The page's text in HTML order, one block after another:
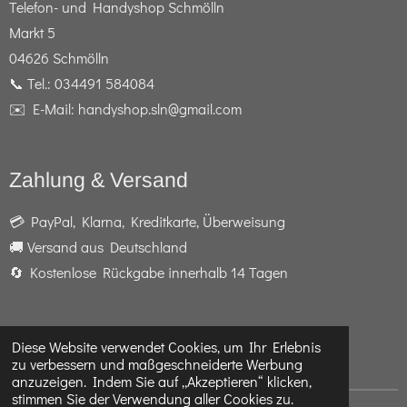
Diese Website verwendet Cookies, um Ihr Erlebnis
zu verbessern und maßgeschneiderte Werbung
anzuzeigen. Indem Sie auf „Akzeptieren“ klicken,
stimmen Sie der Verwendung aller Cookies zu.
Telefon- und Handyshop Schmölln
Markt 5
04626 Schmölln
📞 Tel.: 034491 584084
✉️ E-Mail: handyshop.sln@gmail.com
Zahlung & Versand
💳 PayPal, Klarna, Kreditkarte, Überweisung
🚚 Versand aus Deutschland
🔄 Kostenlose Rückgabe innerhalb 14 Tagen
F
a
c
I
n
s
W
h
a